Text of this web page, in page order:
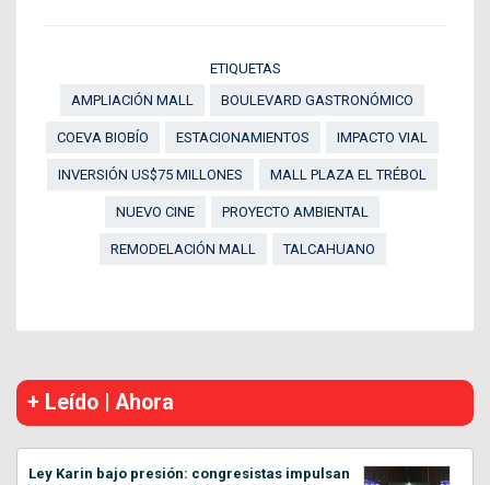
ETIQUETAS
AMPLIACIÓN MALL
BOULEVARD GASTRONÓMICO
COEVA BIOBÍO ESTACIONAMIENTOS IMPACTO VIAL
INVERSIÓN US$75 MILLONES MALL PLAZA EL TRÉBOL
NUEVO CINE PROYECTO AMBIENTAL
REMODELACIÓN MALL TALCAHUANO
+ Leído | Ahora
Ley Karin bajo presión: congresistas impulsan